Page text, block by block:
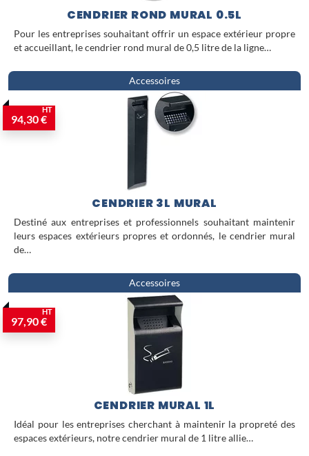
CENDRIER ROND MURAL 0.5L
Pour les entreprises souhaitant offrir un espace extérieur propre
et accueillant, le cendrier rond mural de 0,5 litre de la ligne…
Accessoires
94,30 €
HT
CENDRIER 3L MURAL
Destiné aux entreprises et professionnels souhaitant maintenir
leurs espaces extérieurs propres et ordonnés, le cendrier mural
de…
Accessoires
97,90 €
HT
CENDRIER MURAL 1L
Idéal pour les entreprises cherchant à maintenir la propreté des
espaces extérieurs, notre cendrier mural de 1 litre allie…